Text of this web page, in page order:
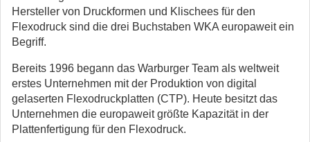
Hersteller von Druckformen und Klischees für den
Flexodruck sind die drei Buchstaben WKA europaweit ein
Begriff.
Bereits 1996 begann das Warburger Team als weltweit
erstes Unternehmen mit der Produktion von digital
gelaserten Flexodruckplatten (CTP). Heute besitzt das
Unternehmen die europaweit größte Kapazität in der
Plattenfertigung für den Flexodruck.